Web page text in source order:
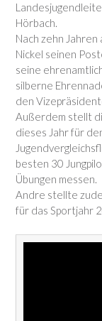
Hörbach.
Nach zehn
Nickel seinen
seine
silberne
den
Außerdem stellt
dieses Jahr für
besten 30
Übungen messen.
Andre stellte
für das Sportjahr